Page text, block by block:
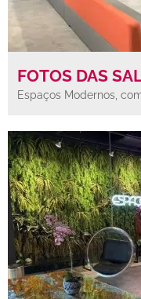
FOTOS DAS
Espaços Modernos,